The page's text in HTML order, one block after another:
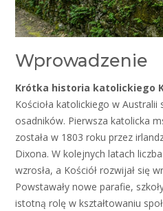
Wprowadzenie
Krótka historia katolickiego
Kościoła katolickiego w Australii
osadników. Pierwsza katolicka
została w 1803 roku przez
Dixona. W kolejnych latach
wzrosła, a Kościół rozwijał się
Powstawały nowe parafie,
istotną rolę w kształtowaniu